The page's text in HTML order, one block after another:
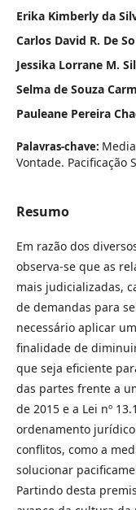
Erika Kimberly da
Carlos David R. De
Jessika Lorrane M.
Selma de Souza
Pauleane Pereira
Palavras-chave:
Vontade. Pacificação
Resumo
Em razão dos
observa-se que as
mais judicializadas,
de demandas para
necessário aplicar
finalidade de
que seja eficiente
das partes frente a
de 2015 e a Lei nº
ordenamento
conflitos, como a
solucionar
Partindo desta